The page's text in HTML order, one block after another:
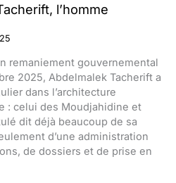
l’homme
remaniement gouvernemental
2025, Abdelmalek Tacherift a
dans l’architecture
: celui des Moudjahidine et
dit déjà beaucoup de sa
d’une administration
de dossiers et de prise en